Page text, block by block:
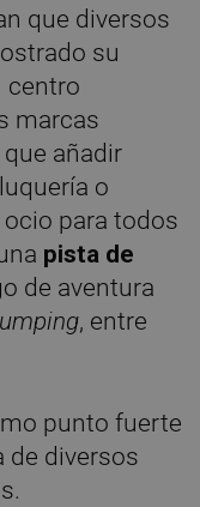
que diversos
su
centro
marcas
añadir
o
para todos
pista de
de aventura
, entre
punto fuerte
de diversos